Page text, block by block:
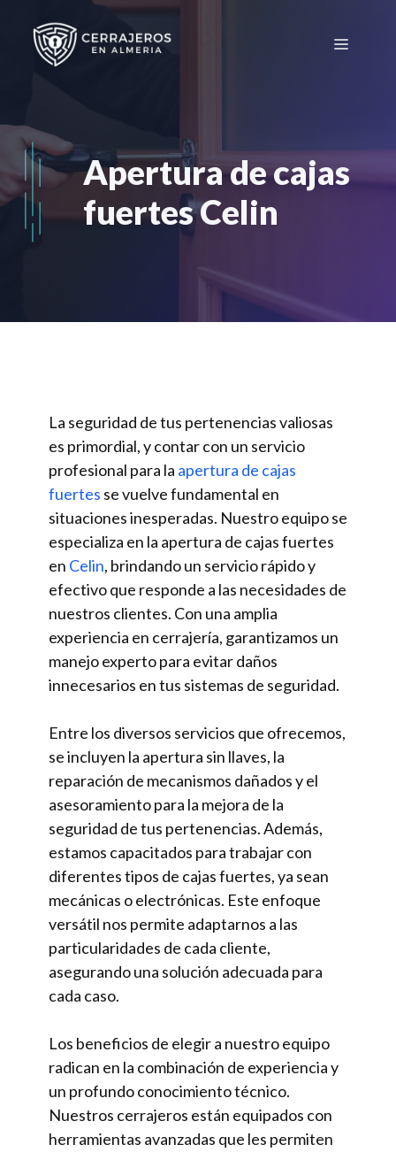
contenido
Menú
Apertura de cajas
fuertes Celin
La seguridad de tus pertenencias valiosas
es primordial, y contar con un servicio
profesional para la apertura de cajas
fuertes se vuelve fundamental en
situaciones inesperadas. Nuestro equipo se
especializa en la apertura de cajas fuertes
en Celin, brindando un servicio rápido y
efectivo que responde a las necesidades de
nuestros clientes. Con una amplia
experiencia en cerrajería, garantizamos un
manejo experto para evitar daños
innecesarios en tus sistemas de seguridad.
Entre los diversos servicios que ofrecemos,
se incluyen la apertura sin llaves, la
reparación de mecanismos dañados y el
asesoramiento para la mejora de la
seguridad de tus pertenencias. Además,
estamos capacitados para trabajar con
diferentes tipos de cajas fuertes, ya sean
mecánicas o electrónicas. Este enfoque
versátil nos permite adaptarnos a las
particularidades de cada cliente,
asegurando una solución adecuada para
cada caso.
Los beneficios de elegir a nuestro equipo
radican en la combinación de experiencia y
un profundo conocimiento técnico.
Nuestros cerrajeros están equipados con
herramientas avanzadas que les permiten